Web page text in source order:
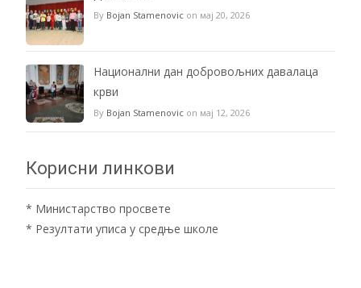
By Bojan Stamenovic on мај 20, 2026
Национални дан добровољних давалаца
крви
By Bojan Stamenovic on мај 12, 2026
Корисни линкови
* Министарство просвете
* Резултати уписа у средње школе